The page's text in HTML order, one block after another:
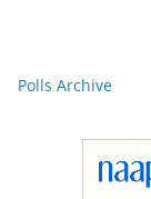
Polls Archive